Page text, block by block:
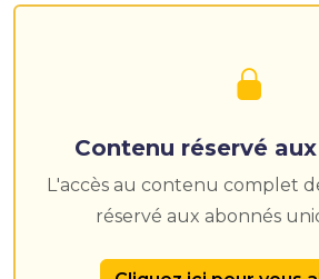
Contenu réservé
L'accès au contenu complet
réservé aux abonnés